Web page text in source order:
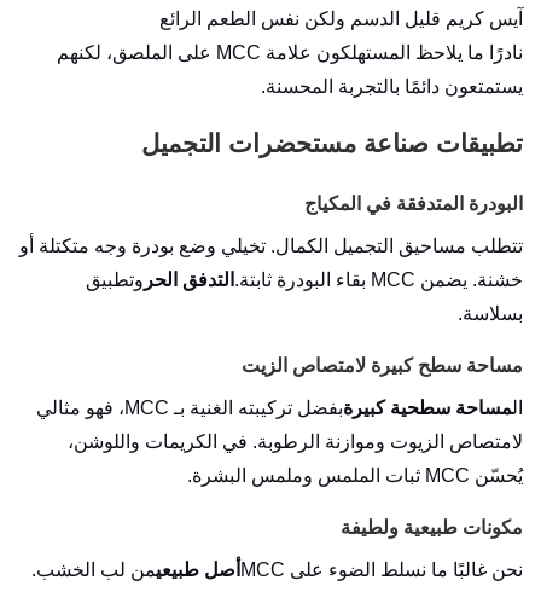
آيس كريم قليل الدسم ولكن نفس الطعم الرائع
نادرًا ما يلاحظ المستهلكون علامة MCC على الملصق، لكنهم
يستمتعون دائمًا بالتجربة المحسنة.
تطبيقات صناعة مستحضرات التجميل
البودرة المتدفقة في المكياج
تتطلب مساحيق التجميل الكمال. تخيلي وضع بودرة وجه متكتلة أو
خشنة. يضمن MCC بقاء البودرة ثابتة.
التدفق الحر وتطبيق
بسلاسة.
مساحة سطح كبيرة لامتصاص الزيت
المساحة سطحية كبيرة
بفضل تركيبته الغنية بـ MCC، فهو مثالي
لامتصاص الزيوت وموازنة الرطوبة. في الكريمات واللوشن،
يُحسّن MCC ثبات الملمس وملمس البشرة.
مكونات طبيعية ولطيفة
نحن غالبًا ما نسلط الضوء على MCC أصل طبيعيمن لب الخشب.